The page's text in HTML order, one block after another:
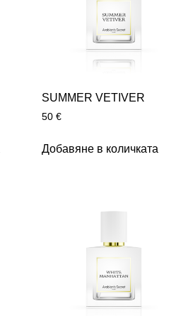
SUMMER VETIVER
50 €
Добавяне в количката